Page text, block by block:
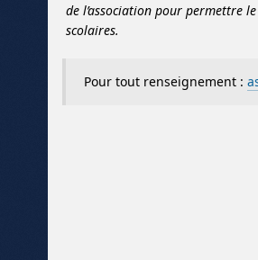
de l’association pour permettre
scolaires.
Pour tout renseignement :